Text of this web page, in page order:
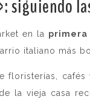
siguiendo
en la
italiano más
floristerías,
la vieja casa